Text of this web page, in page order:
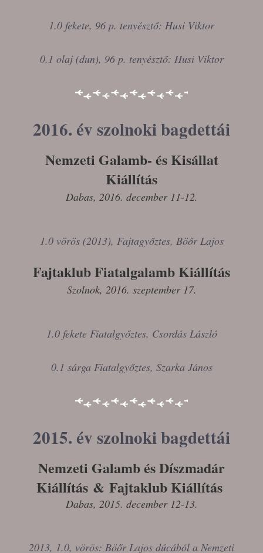
1.0 fekete, 96 p. tenyésztő: Husi Viktor
0.1 olaj (dun), 96 p. tenyésztő: Husi Viktor
2016. év szolnoki bagdettái
Nemzeti Galamb- és Kisállat
Kiállítás
Dabas, 2016. december 11-12.
1.0 vörös (2013), Fajtagyőztes, Böőr Lajos
Fajtaklub Fiatalgalamb Kiállítás
Szolnok, 2016. szeptember 17.
1.0 fekete Fiatalgyőztes, Csordás László
0.1 sárga Fiatalgyőztes, Szarka János
2015. év szolnoki bagdettái
Nemzeti Galamb és Díszmadár
Kiállítás& Fajtaklub Kiállítás
Dabas, 2015. december 12-13.
2013, 1.0, vörös: Böőr Lajos dúcából a Nemzeti